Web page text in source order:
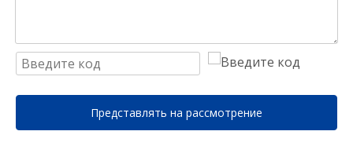
Представлять на рассмотрение